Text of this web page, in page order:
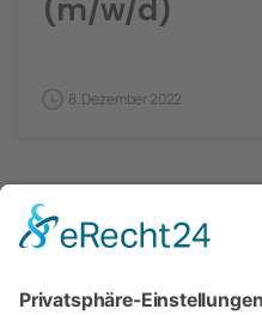
(m/w/d)
8. Dezember 2022